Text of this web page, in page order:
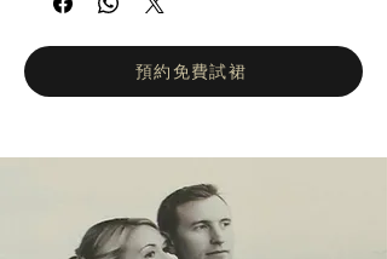
曼諾娃的工作室一直致力於打造輕盈飄逸、凸
禮當天專注於拍攝婚紗照和享受眾人的讚美目
光，而不是忙於換裝。
預約免費試裙